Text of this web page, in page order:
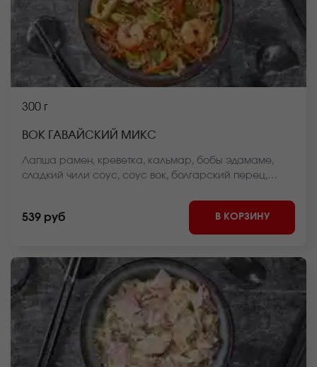
300 г
ВОК ГАВАЙСКИЙ МИКС
Лапша рамен, креветка, кальмар, бобы эдамаме,
сладкий чили соус, соус вок, болгарский перец,
репчатый лук, кунжут, кунжутное масло *Внешний вид
блюда может отличаться от фото на сайте.
539 руб В КОРЗИНУ